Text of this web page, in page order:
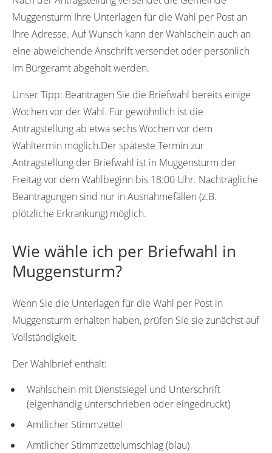
Muggensturm Ihre Unterlagen für die Wahl per Post an
Ihre Adresse. Auf Wunsch kann der Wahlschein auch an
eine abweichende Anschrift versendet oder persönlich
im Bürgeramt abgeholt werden.
Unser Tipp: Beantragen Sie die Briefwahl bereits einige
Wochen vor der Wahl. Für gewöhnlich ist die
Antragstellung ab etwa sechs Wochen vor dem
Wahltermin möglich.Der späteste Termin zur
Antragstellung der Briefwahl ist in Muggensturm der
Freitag vor dem Wahlbeginn bis 18:00 Uhr. Nachträgliche
Beantragungen sind nur in Ausnahmefällen (z.B.
plötzliche Erkrankung) möglich.
Wie wähle ich per Briefwahl in
Muggensturm?
Wenn Sie die Unterlagen für die Wahl per Post in
Muggensturm erhalten haben, prüfen Sie sie zunächst auf
Vollständigkeit.
Der Wahlbrief enthält:
Wahlschein mit Dienstsiegel und Unterschrift
(eigenhändig unterschrieben oder eingedruckt)
Amtlicher Stimmzettel
Amtlicher Stimmzettelumschlag (blau)